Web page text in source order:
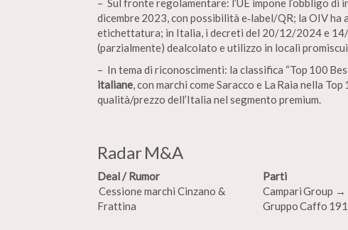
– Sul fronte regolamentare: l’UE impone l’obbligo
dicembre 2023, con possibilità e‑label/QR; la OIV
etichettatura; in Italia, i decreti del 20/12/2024 e
(parzialmente) dealcolato e utilizzo in locali
– In tema di riconoscimenti: la classifica “Top 100
italiane, con marchi come Saracco e La Raia nella
qualità/prezzo dell’Italia nel segmento premium.
Radar M&A
Deal / Rumor Parti
Cessione marchi Cinzano &
Frattina
Campari Group →
Gruppo Caffo